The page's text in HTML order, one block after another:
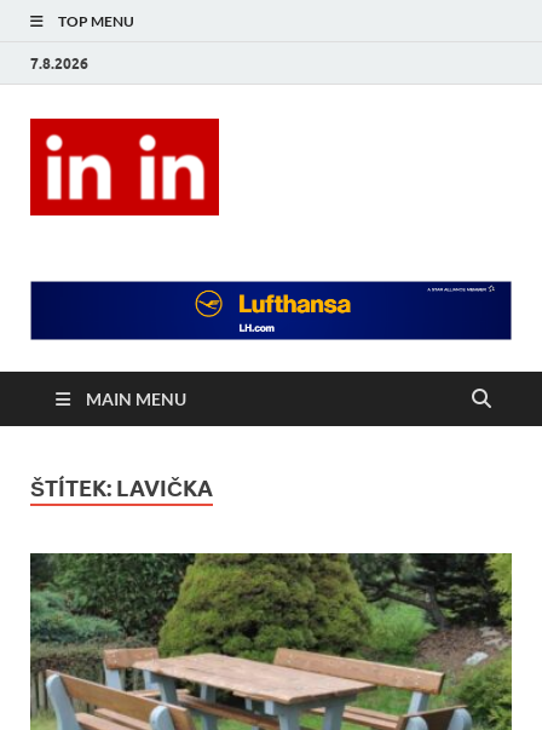
TOP MENU
7.8.2026
MAIN MENU
ŠTÍTEK: LAVIČKA